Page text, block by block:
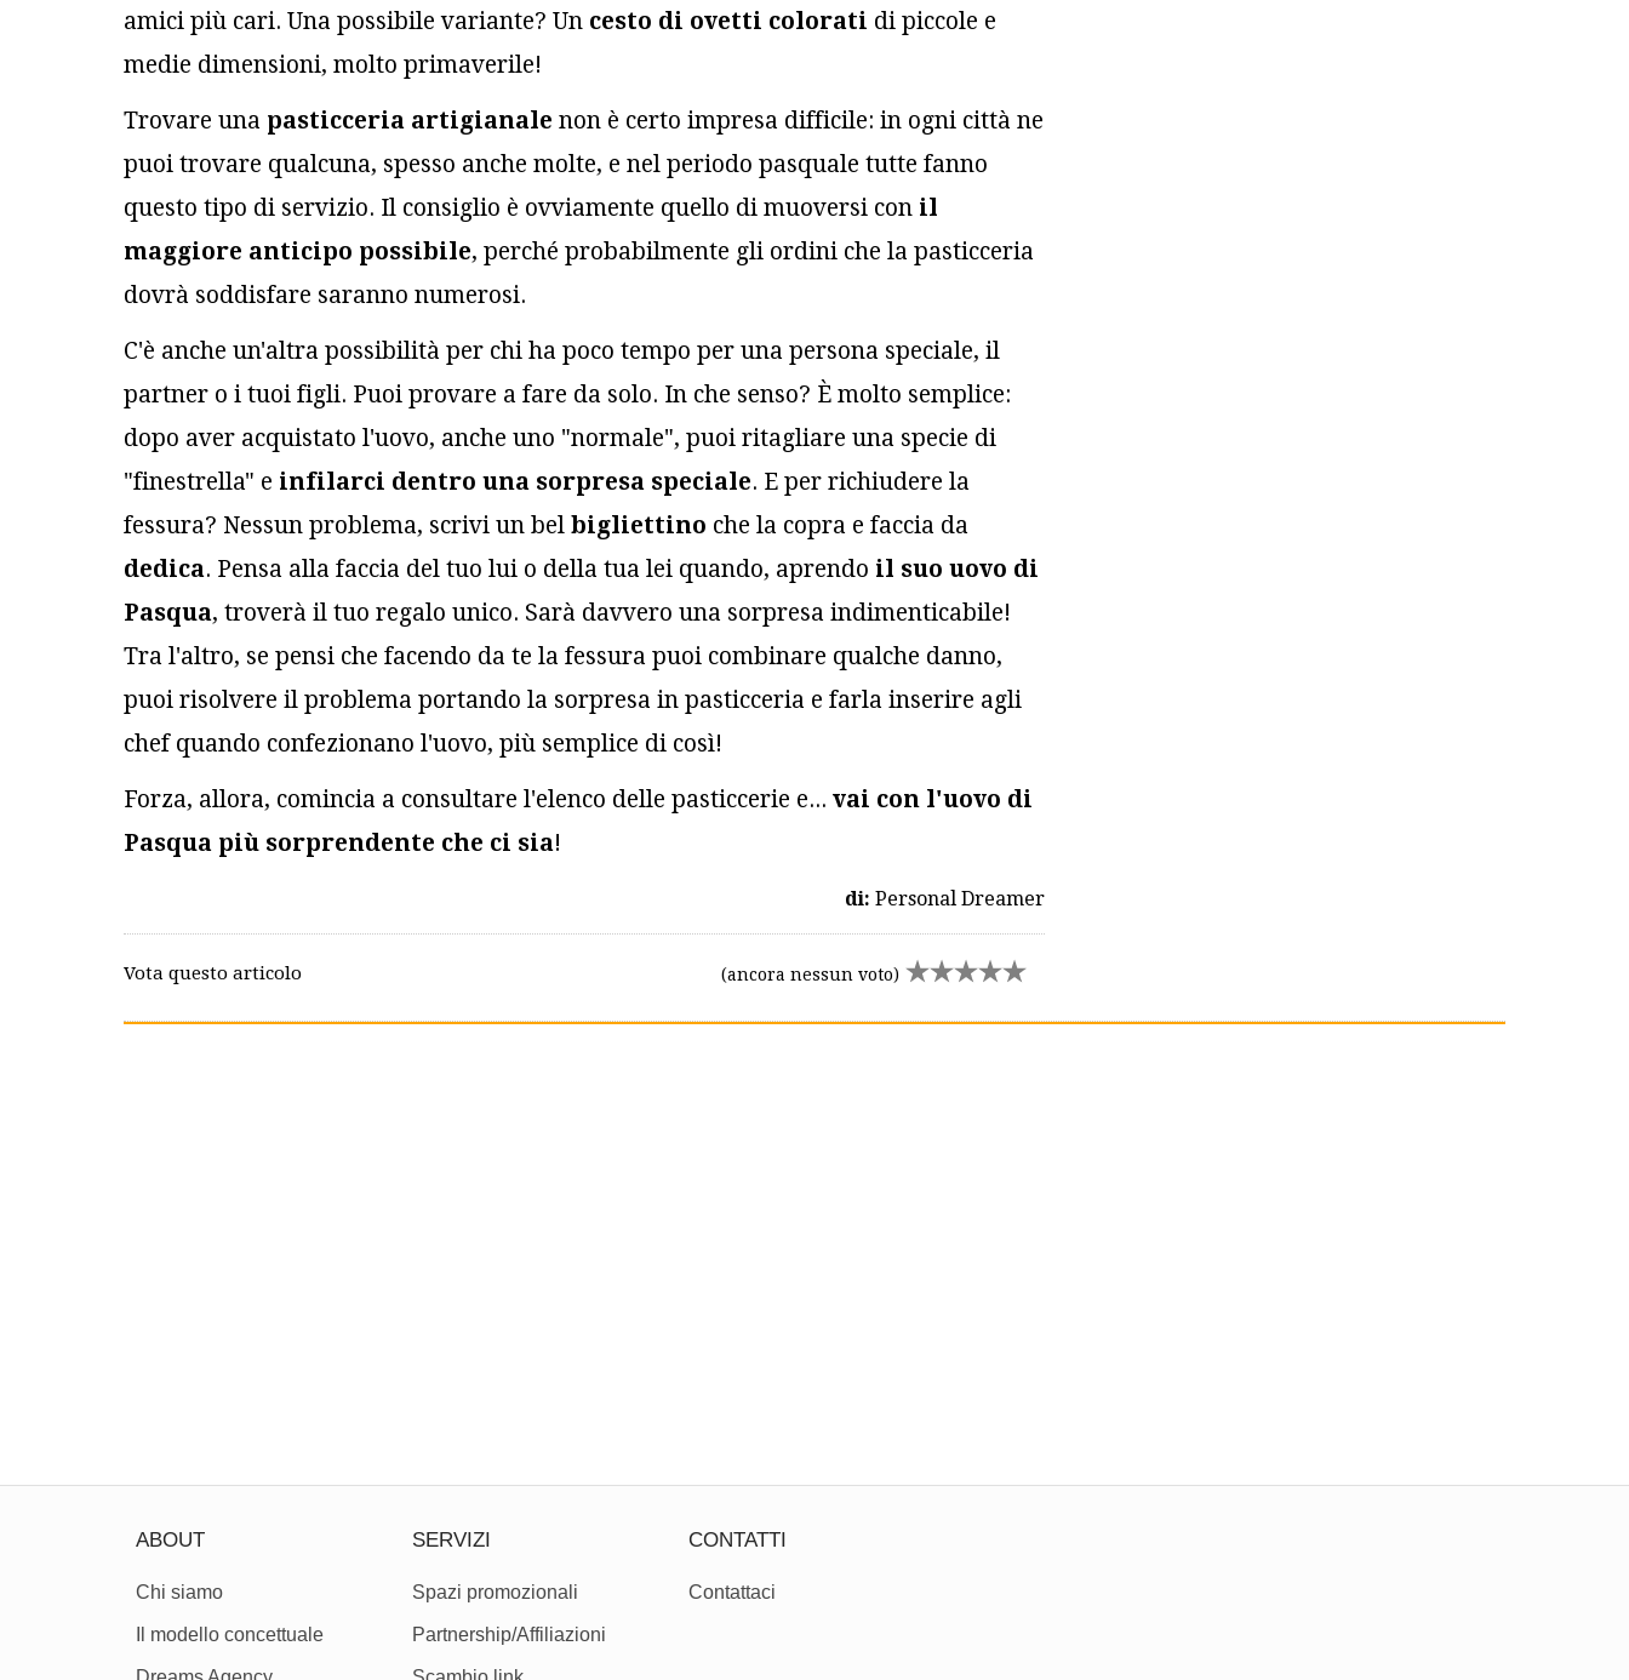
amici più cari. Una possibile variante? Un cesto di ovetti colorati di piccole e
medie dimensioni, molto primaverile!
Trovare una pasticceria artigianale non è certo impresa difficile: in ogni città ne
puoi trovare qualcuna, spesso anche molte, e nel periodo pasquale tutte fanno
questo tipo di servizio. Il consiglio è ovviamente quello di muoversi con il
maggiore anticipo possibile, perché probabilmente gli ordini che la pasticceria
dovrà soddisfare saranno numerosi.
C'è anche un'altra possibilità per chi ha poco tempo per una persona speciale, il
partner o i tuoi figli. Puoi provare a fare da solo. In che senso? È molto semplice:
dopo aver acquistato l'uovo, anche uno "normale", puoi ritagliare una specie di
"finestrella" e infilarci dentro una sorpresa speciale. E per richiudere la
fessura? Nessun problema, scrivi un bel bigliettino che la copra e faccia da
dedica. Pensa alla faccia del tuo lui o della tua lei quando, aprendo il suo uovo di
Pasqua, troverà il tuo regalo unico. Sarà davvero una sorpresa indimenticabile!
Tra l'altro, se pensi che facendo da te la fessura puoi combinare qualche danno,
puoi risolvere il problema portando la sorpresa in pasticceria e farla inserire agli
chef quando confezionano l'uovo, più semplice di così!
Forza, allora, comincia a consultare l'elenco delle pasticcerie e... vai con l'uovo di
Pasqua più sorprendente che ci sia!
di: Personal Dreamer
Vota questo articolo (ancora nessun voto)
ABOUT
Chi siamo
Il modello concettuale
SERVIZI
Spazi promozionali
Partnership/Affiliazioni
CONTATTI
Contattaci